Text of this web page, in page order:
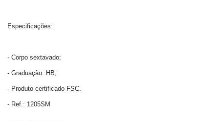
Especificações:
- Corpo sextavado;
- Graduação: HB;
- Produto certificado FSC.
- Ref.: 1205SM